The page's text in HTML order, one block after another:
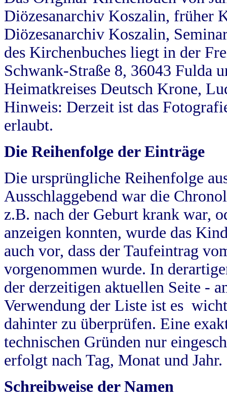
Diözesanarchiv Koszalin, früher
Diözesanarchiv Koszalin,
des Kirchenbuches liegt in der
Schwank-Straße 8, 36043 Fulda
Heimatkreises Deutsch Krone,
Hinweis: Derzeit ist das
erlaubt.
Die Reihenfolge der Einträge
Die ursprüngliche Reihenfolge
Ausschlaggebend war die
z.B. nach der Geburt krank war,
anzeigen konnten, wurde das
auch vor, dass der Taufeintrag
vorgenommen wurde. In
der derzeitigen aktuellen Seite -
Verwendung der Liste ist es
dahinter zu überprüfen. Eine
technischen Gründen nur
erfolgt nach Tag, Monat und Jahr.
Schreibweise der Namen